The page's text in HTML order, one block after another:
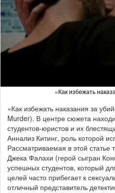
«Как избежать
«Как избежать наказания за
Murder). В центре сюжета
студентов-юристов и их
Аннализ Китинг, роль которой
Рассматриваемая в этой статье
Джека Фалахи (герой сыгран
успешных студентов, который
целей часто прибегает к
отличный представитель